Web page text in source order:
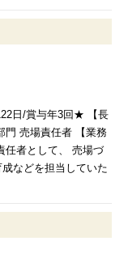
日/賞与年3回★ 【長
門 売場責任者 【業務
任者として、 売場づ
などを担当していた